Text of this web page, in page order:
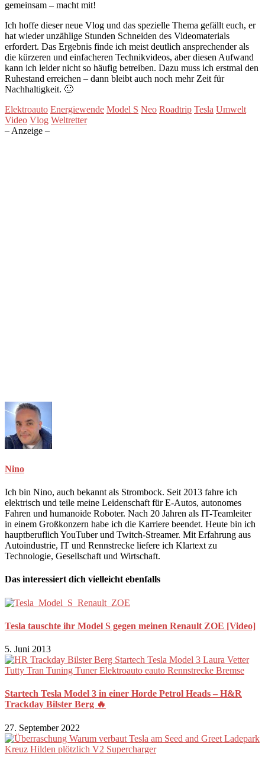
gemeinsam – macht mit!
Ich hoffe dieser neue Vlog und das spezielle Thema gefällt euch, er
hat wieder unzählige Stunden Schneiden des Videomaterials
erfordert. Das Ergebnis finde ich meist deutlich ansprechender als
die kürzeren und einfacheren Technikvideos, aber diesen Aufwand
kann ich leider nicht so häufig betreiben. Dazu muss ich erstmal den
Ruhestand erreichen – dann bleibt auch noch mehr Zeit für
Nachhaltigkeit. 🙂
Elektroauto Energiewende Model S Neo Roadtrip Tesla Umwelt
Video Vlog Weltretter
– Anzeige –
Nino
Ich bin Nino, auch bekannt als Strombock. Seit 2013 fahre ich
elektrisch und teile meine Leidenschaft für E-Autos, autonomes
Fahren und humanoide Roboter. Nach 20 Jahren als IT-Teamleiter
in einem Großkonzern habe ich die Karriere beendet. Heute bin ich
hauptberuflich YouTuber und Twitch-Streamer. Mit Erfahrung aus
Autoindustrie, IT und Rennstrecke liefere ich Klartext zu
Technologie, Gesellschaft und Wirtschaft.
Das interessiert dich vielleicht ebenfalls
Tesla tauschte ihr Model S gegen meinen Renault ZOE [Video]
5. Juni 2013
Startech Tesla Model 3 in einer Horde Petrol Heads – H&R
Trackday Bilster Berg 🔥
27. September 2022